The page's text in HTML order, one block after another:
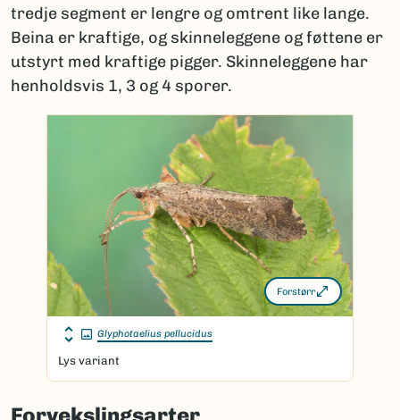
tredje segment er lengre og omtrent like lange.
Beina er kraftige, og skinneleggene og føttene er
utstyrt med kraftige pigger. Skinneleggene har
henholdsvis 1, 3 og 4 sporer.
Forstørr
Glyphotaelius pellucidus
Lys variant